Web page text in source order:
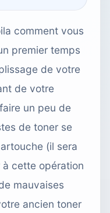
comment vous
premier temps
de votre
de votre
un peu de
de toner se
(il sera
cette opération
mauvaises
ancien toner